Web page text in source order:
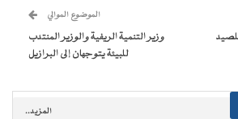
نافذة
جديدة)
الموضوع الموالي
وزير التنمية الريفية والوزير المنتدب
للبيئة يتوجهان إلى البرازيل
المزيد..